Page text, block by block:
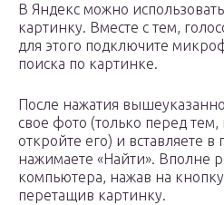
В Яндекс можно
картинку. Вместе с тем,
для этого подключите
поиска по картинке.
После нажатия
свое фото (только перед тем,
откройте его) и вставляете в
нажимаете «Найти». Вполне
компьютера, нажав на
перетащив картинку.